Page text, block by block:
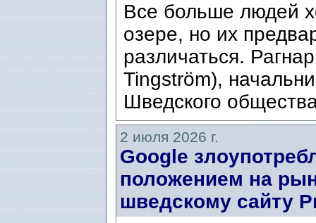
Все больше людей
озере, но их
различаться.
Tingström),
Шведского
2 июля 2026 г.
Google
положением на
шведскому сайту